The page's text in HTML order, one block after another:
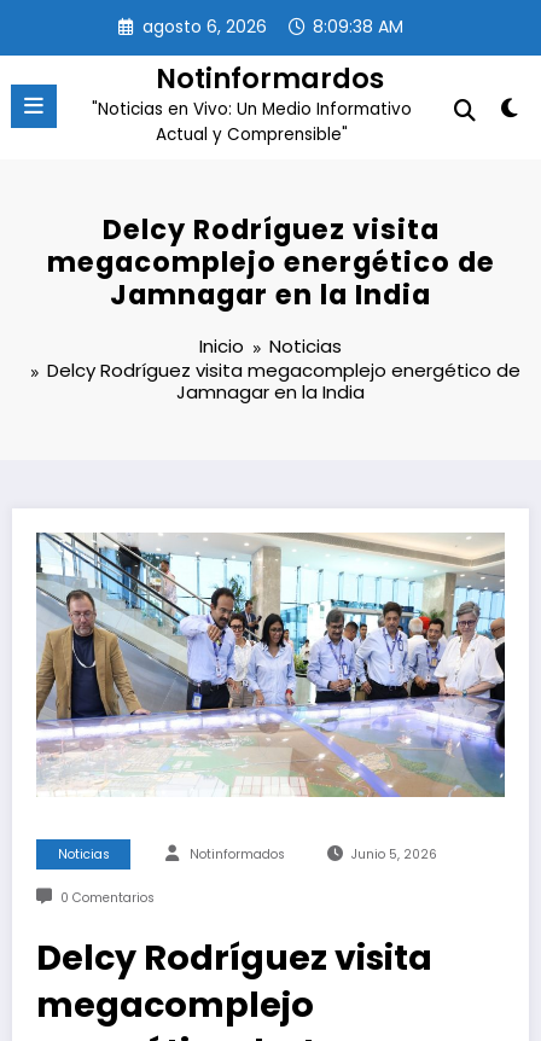
contenido
agosto 6, 2026 8:09:39 AM
Notinformardos
"Noticias en Vivo: Un Medio Informativo
Actual y Comprensible"
Delcy Rodríguez visita
megacomplejo energético de
Jamnagar en la India
Inicio
Noticias
Delcy Rodríguez visita megacomplejo energético de
Jamnagar en la India
Noticias Notinformados Junio 5, 2026
0 Comentarios
Delcy Rodríguez visita
megacomplejo